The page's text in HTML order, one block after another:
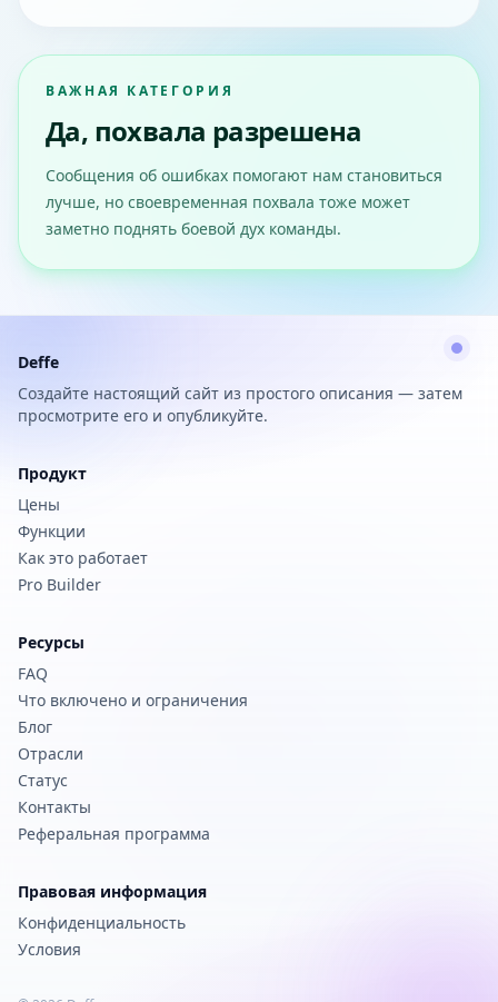
ВАЖНАЯ КАТЕГОРИЯ
Да, похвала разрешена
Сообщения об ошибках помогают нам становиться
лучше, но своевременная похвала тоже может
заметно поднять боевой дух команды.
Deffe
Создайте настоящий сайт из простого описания — затем
просмотрите его и опубликуйте.
Продукт
Цены
Функции
Как это работает
Pro Builder
Ресурсы
FAQ
Что включено и ограничения
Блог
Отрасли
Статус
Контакты
Реферальная программа
Правовая информация
Конфиденциальность
Условия